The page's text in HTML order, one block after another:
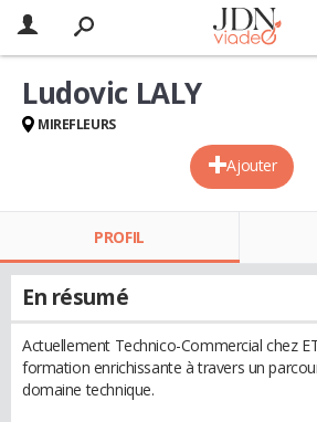
Ajouter
Ludovic LALY
MIREFLEURS
PROFIL
En résumé
Actuellement Technico-Commercial chez
formation enrichissante à travers un
domaine technique.